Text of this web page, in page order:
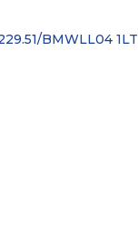
BMWLL04 1LT